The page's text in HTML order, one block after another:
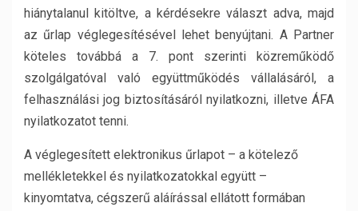
hiánytalanul kitöltve, a kérdésekre választ adva, majd
az űrlap véglegesítésével lehet benyújtani. A Partner
köteles továbbá a 7. pont szerinti közreműködő
szolgálgatóval való együttműködés vállalásáról, a
felhasználási jog biztosításáról nyilatkozni, illetve ÁFA
nyilatkozatot tenni.
A véglegesített elektronikus űrlapot – a kötelező
mellékletekkel és nyilatkozatokkal együtt –
kinyomtatva, cégszerű aláírással ellátott formában